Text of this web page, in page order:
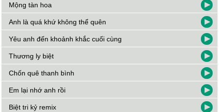
Mộng tàn hoa
Anh là quá khứ không thể quên
Yêu anh đến khoảnh khắc cuối cùng
Thương ly biệt
Chốn quê thanh bình
Em lại nhớ anh rồi
Biệt tri kỷ remix